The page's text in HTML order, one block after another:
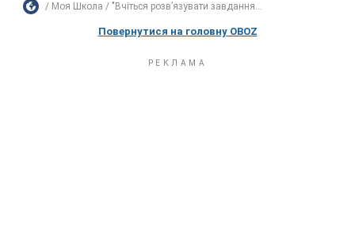
Моя Школа "Вчіться розв’язувати завдання...
Повернутися на головну OBOZ